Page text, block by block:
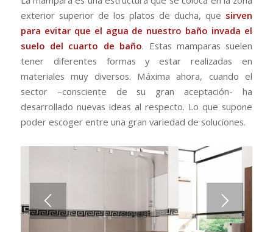
exterior superior de los platos de ducha, que sirven
para evitar que el agua de nuestro baño invada el
suelo del cuarto de baño. Estas mamparas suelen
tener diferentes formas y estar realizadas en
materiales muy diversos. Máxima ahora, cuando el
sector –consciente de su gran aceptación- ha
desarrollado nuevas ideas al respecto. Lo que supone
poder escoger entre una gran variedad de soluciones.